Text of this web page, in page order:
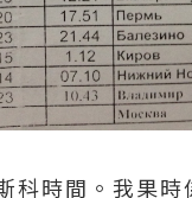
科時間。我果